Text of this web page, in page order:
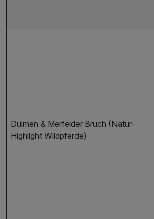
Dülmen & Merfelder Bruch (Natur-
Highlight Wildpferde)